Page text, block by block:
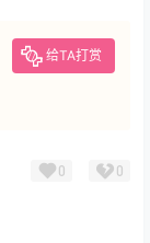
给TA打赏
0 0